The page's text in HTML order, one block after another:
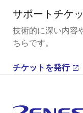
サポートチケ
技術的に深い内容
ちらです。
チケットを発行